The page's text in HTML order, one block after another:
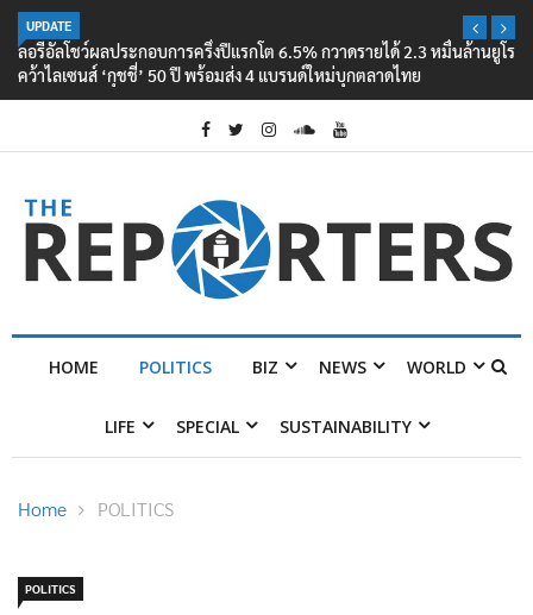
UPDATE
ลอรีอัลโชว์ผลประกอบการครึ่งปีแรกโต 6.5% กวาดรายได้ 2.3 หมื่นล้านยูโร
คว้าไลเซนส์ ‘กุชชี่’ 50 ปี พร้อมส่ง 4 แบรนด์ใหม่บุกตลาดไทย
HOME POLITICS BIZ NEWS WORLD
LIFE SPECIAL SUSTAINABILITY
Home POLITICS
POLITICS